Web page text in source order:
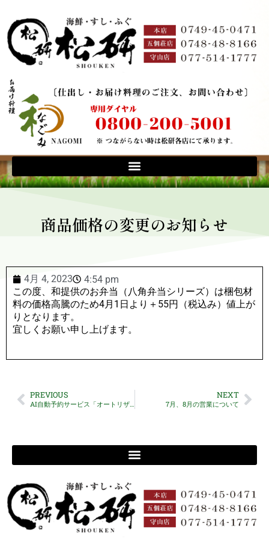
商品価格の変更のお知らせ
4月 4, 2023
4:54 pm
この度、和提供のお弁当（八角弁当シリーズ）は梱包材
料の価格高騰のため4月1日より＋55円（税込み）値上が
りとなります。
宜しくお願い申し上げます。
PREVIOUS NEXT
7月、8月の営業について